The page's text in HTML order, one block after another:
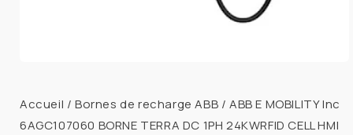
1
dans
Accueil /Bornes de recharge ABB /ABB E MOBILITY Inc
6AGC107060 BORNE TERRA DC 1PH 24KWRFID CELL HMI